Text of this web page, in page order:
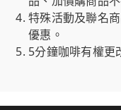
特殊活動及聯名
優惠。
5分鐘咖啡有權更